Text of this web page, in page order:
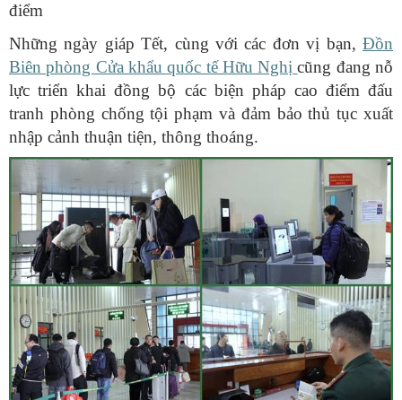
điểm
Những ngày giáp Tết, cùng với các đơn vị bạn, Đồn
Biên phòng Cửa khẩu quốc tế Hữu Nghịcũng đang nỗ
lực triển khai đồng bộ các biện pháp cao điểm đấu
tranh phòng chống tội phạm và đảm bảo thủ tục xuất
nhập cảnh thuận tiện, thông thoáng.